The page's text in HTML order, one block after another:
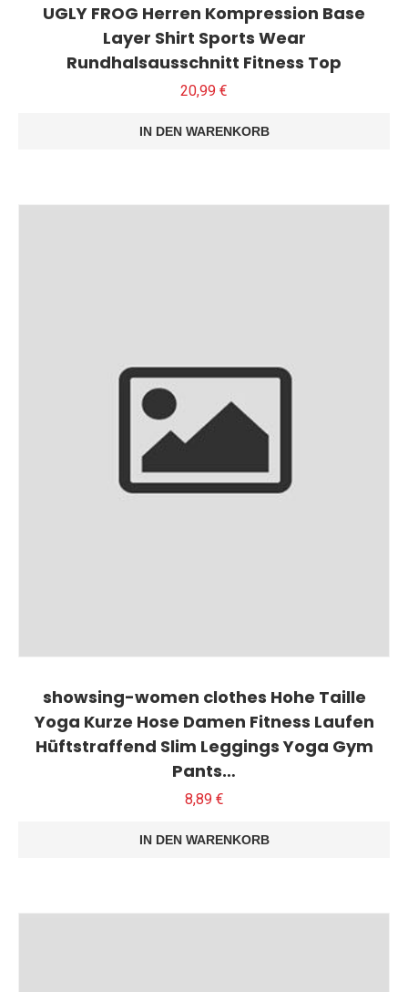
UGLY FROG Herren Kompression Base
Layer Shirt Sports Wear
Rundhalsausschnitt Fitness Top
20,99 €
IN DEN WARENKORB
showsing-women clothes Hohe Taille
Yoga Kurze Hose Damen Fitness Laufen
Hüftstraffend Slim Leggings Yoga Gym
Pants…
8,89 €
IN DEN WARENKORB